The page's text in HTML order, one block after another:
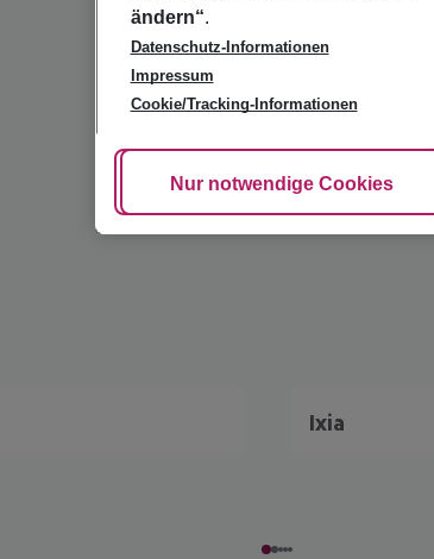
Ixia
ändern“.
Datenschutz-Informationen
Impressum
Cookie/Tracking-Informationen
Cookie anpassen
Nur notwendige Cookies